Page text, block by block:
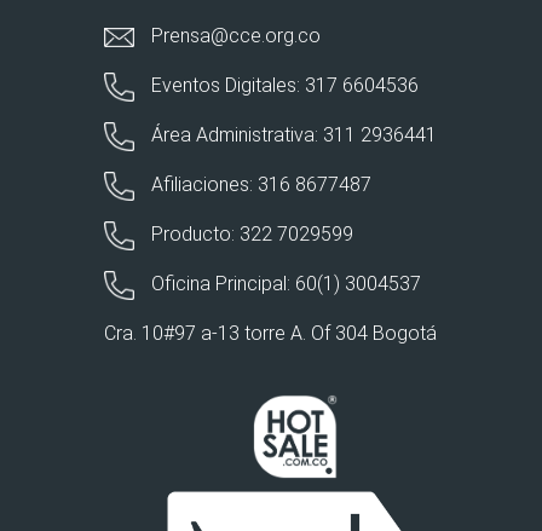
Prensa@cce.org.co
Eventos Digitales: 317 6604536
Área Administrativa: 311 2936441
Afiliaciones: 316 8677487
Producto: 322 7029599
Oficina Principal: 60(1) 3004537
Cra. 10#97 a-13 torre A. Of 304 Bogotá